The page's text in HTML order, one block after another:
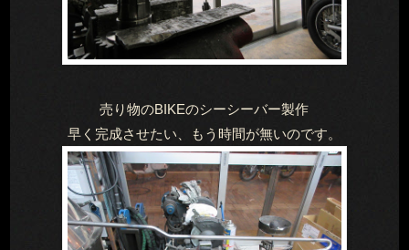
売り物のBIKEのシーシーバー製作
早く完成させたい、もう時間が無いのです。